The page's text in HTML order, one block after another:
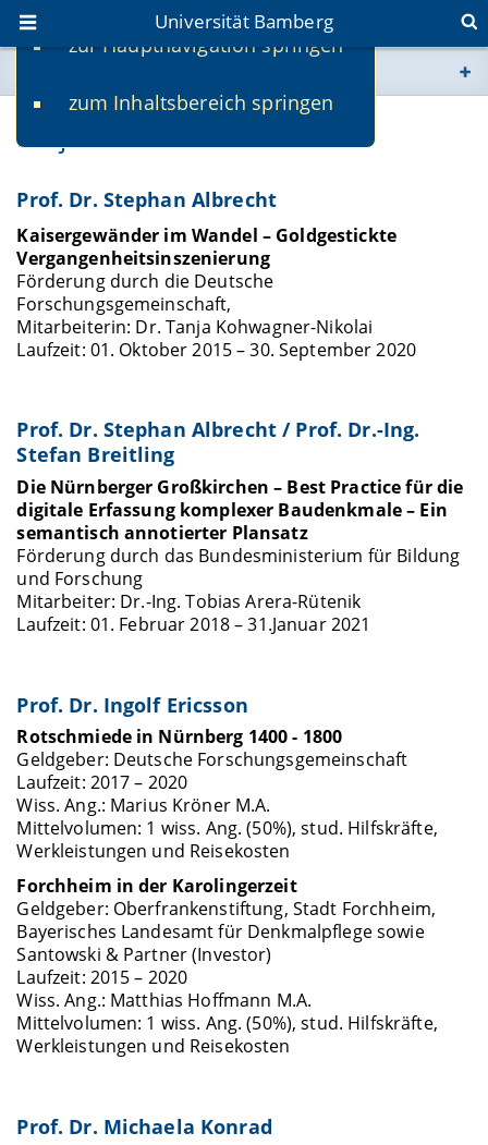
zur Hauptnavigation springen
zum Inhaltsbereich springen
Universität Bamberg
www.uni-bamberg.de
fis.uni-bamberg.de
Projekte 2020
Prof. Dr. Stephan Albrecht
Kaisergewänder im Wandel – Goldgestickte
Vergangenheitsinszenierung
Förderung durch die Deutsche
Forschungsgemeinschaft,
Mitarbeiterin: Dr. Tanja Kohwagner-Nikolai
Laufzeit: 01. Oktober 2015 – 30. September 2020
Prof. Dr. Stephan Albrecht / Prof. Dr.-Ing.
Stefan Breitling
Die Nürnberger Großkirchen – Best Practice für die
digitale Erfassung komplexer Baudenkmale – Ein
semantisch annotierter Plansatz
Förderung durch das Bundesministerium für Bildung
und Forschung
Mitarbeiter: Dr.-Ing. Tobias Arera-Rütenik
Laufzeit: 01. Februar 2018 – 31.Januar 2021
Prof. Dr. Ingolf Ericsson
Rotschmiede in Nürnberg 1400 - 1800
Geldgeber: Deutsche Forschungsgemeinschaft
Laufzeit: 2017 – 2020
Wiss. Ang.: Marius Kröner M.A.
Mittelvolumen: 1 wiss. Ang. (50%), stud. Hilfskräfte,
Werkleistungen und Reisekosten
Forchheim in der Karolingerzeit
Geldgeber: Oberfrankenstiftung, Stadt Forchheim,
Bayerisches Landesamt für Denkmalpflege sowie
Santowski & Partner (Investor)
Laufzeit: 2015 – 2020
Wiss. Ang.: Matthias Hoffmann M.A.
Mittelvolumen: 1 wiss. Ang. (50%), stud. Hilfskräfte,
Werkleistungen und Reisekosten
Prof. Dr. Michaela Konrad